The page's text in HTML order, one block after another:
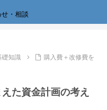
・相談
礎知識
購入費＋改修費を
た資金計画の考え